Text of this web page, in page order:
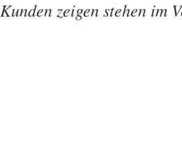
Kunden zeigen stehen im